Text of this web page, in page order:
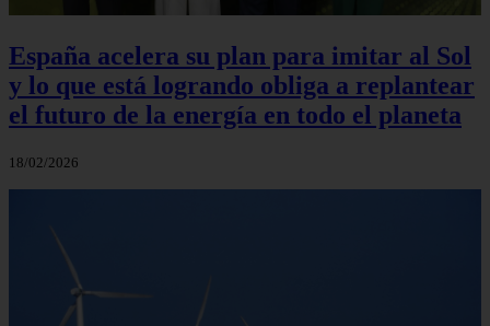
España acelera su plan para imitar al Sol
y lo que está logrando obliga a replantear
el futuro de la energía en todo el planeta
18/02/2026